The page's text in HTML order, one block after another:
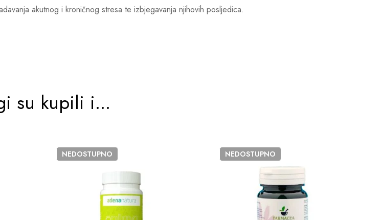
akutnog i kroničnog stresa te izbjegavanja njihovih posljedica.
su kupili i...
NEDOSTUPNO NEDOSTUPNO